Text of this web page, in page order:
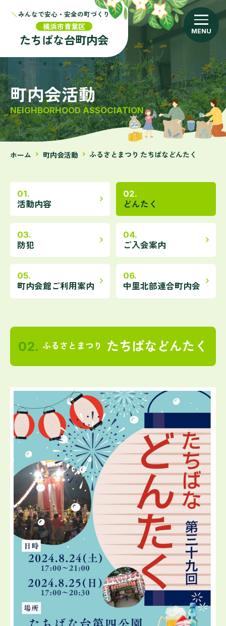
みんなで安心・安全の町づくり
横浜市青葉区
たちばな台町内会
こども会
arrow_forward 防災
arrow_forward たちばな台の今昔
arrow_forward お知らせ
町内会活動
NEIGHBORHOOD ASSOCIATION
ホーム 町内会活動 ふるさとまつり たちばなどんたく
活動内容
navigate_next
どんたく
防犯
navigate_next
ご入会案内
navigate_next
町内会館ご利用案内
navigate_next
中里北部連合町内会
navigate_next
02. ふるさとまつり たちばなどんたく